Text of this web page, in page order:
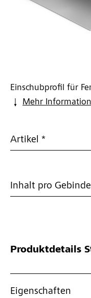
Einschubprofil für
Mehr
Artikel *
Inhalt pro
Produktdetails
Eigenschaften